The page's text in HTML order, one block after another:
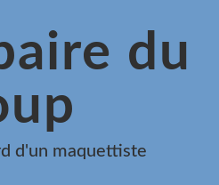
du
d'un maquettiste